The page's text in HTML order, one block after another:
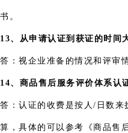
书。
13、从申请认证到获证的时间
答：视企业准备的情况和评审
14、商品售后服务评价体系认
答：认证的收费是按人/日数
算，具体的可以参考《商品售